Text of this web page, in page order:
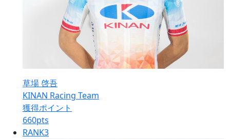
草場 啓吾
KINAN Racing Team
獲得ポイント
660pts
RANK3